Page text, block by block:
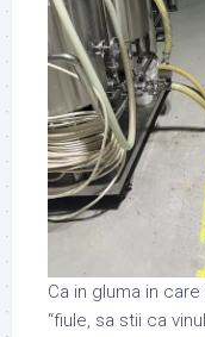
Ca in gluma in
“fiule, sa stii ca